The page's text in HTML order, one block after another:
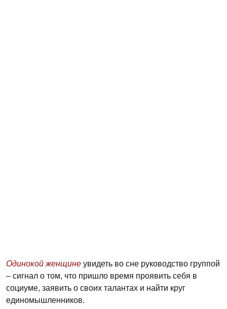
Одинокой женщине увидеть во сне руководство группой
– сигнал о том, что пришло время проявить себя в
социуме, заявить о своих талантах и найти круг
единомышленников.